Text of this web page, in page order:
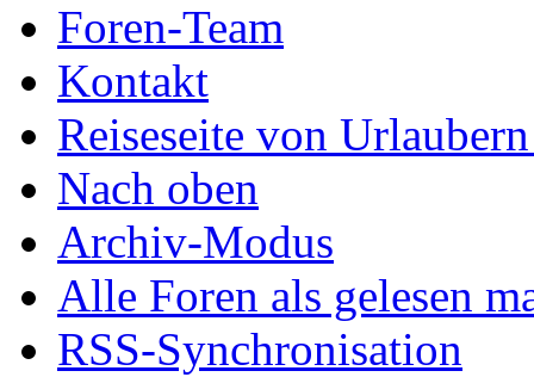
Foren-Team
Kontakt
Reiseseite von
Nach oben
Archiv-Modus
Alle Foren als gelesen
RSS-Synchronisation